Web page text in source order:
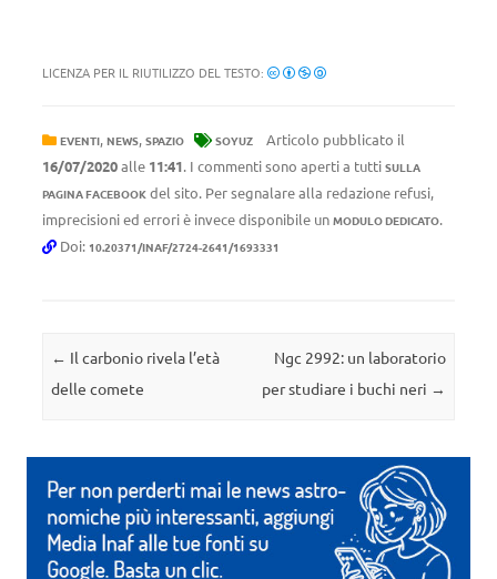
LICENZA PER IL RIUTILIZZO DEL TESTO:
EVENTI, NEWS, SPAZIO SOYUZ
Articolo pubblicato il
16/07/2020alle 11:41. I commenti sono aperti a tutti SULLA
PAGINA FACEBOOK del sito. Per segnalare alla redazione refusi,
imprecisioni ed errori è invece disponibile un MODULO DEDICATO.
Doi: 10.20371/INAF/2724-2641/1693331
Navigazione articolo
← Il carbonio rivela l’età
delle comete
Ngc 2992: un laboratorio
per studiare i buchi neri →